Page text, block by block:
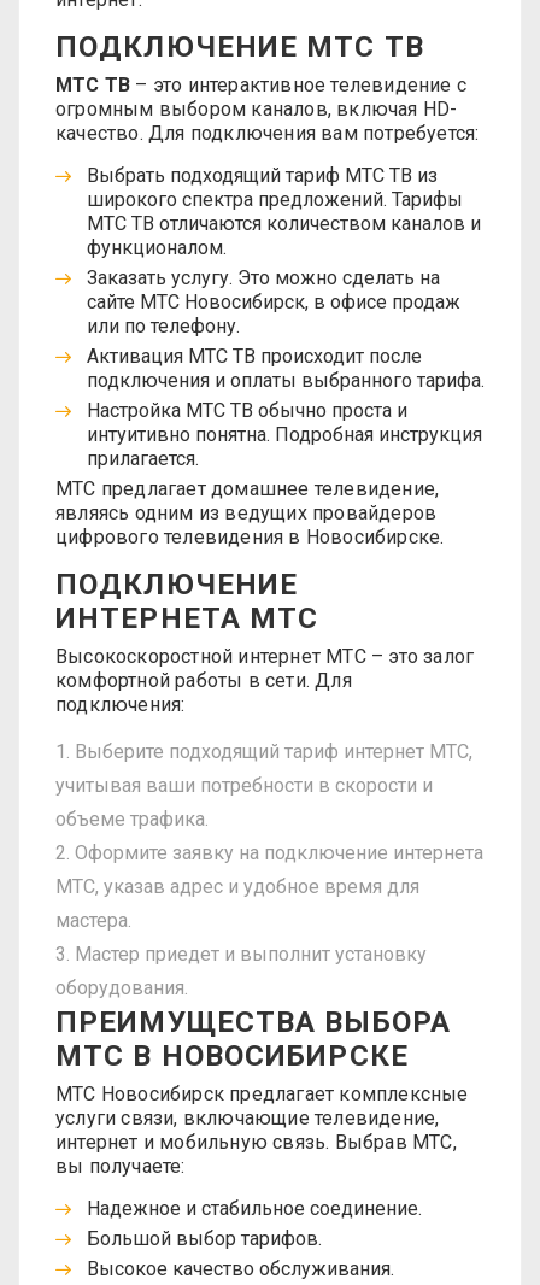
ПОДКЛЮЧЕНИЕ МТС ТВ
МТС ТВ – это интерактивное телевидение с
огромным выбором каналов, включая HD-
качество. Для подключения вам потребуется:
Выбрать подходящий тариф МТС ТВ из
широкого спектра предложений. Тарифы
МТС ТВ отличаются количеством каналов и
функционалом.
Заказать услугу. Это можно сделать на
сайте МТС Новосибирск, в офисе продаж
или по телефону.
Активация МТС ТВ происходит после
подключения и оплаты выбранного тарифа.
Настройка МТС ТВ обычно проста и
интуитивно понятна. Подробная инструкция
прилагается.
МТС предлагает домашнее телевидение,
являясь одним из ведущих провайдеров
цифрового телевидения в Новосибирске.
ПОДКЛЮЧЕНИЕ
ИНТЕРНЕТА МТС
Высокоскоростной интернет МТС – это залог
комфортной работы в сети. Для
подключения:
Выберите подходящий тариф интернет МТС,
учитывая ваши потребности в скорости и
объеме трафика.
Оформите заявку на подключение интернета
МТС, указав адрес и удобное время для
мастера.
Мастер приедет и выполнит установку
оборудования.
ПРЕИМУЩЕСТВА ВЫБОРА
МТС В НОВОСИБИРСКЕ
МТС Новосибирск предлагает комплексные
услуги связи, включающие телевидение,
интернет и мобильную связь. Выбрав МТС,
вы получаете:
Надежное и стабильное соединение.
Большой выбор тарифов.
Высокое качество обслуживания.